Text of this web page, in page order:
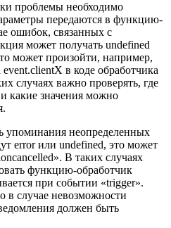
проблемы необходимо
передаются в функцию-
ошибок, связанных с
может получать undefined
может произойти, например,
в коде обработчика
случаях важно проверять, где
какие значения можно
упоминания неопределенных
error или undefined, это может
В таких случаях
функцию-обработчик
при событии «trigger».
в случае невозможности
должен быть